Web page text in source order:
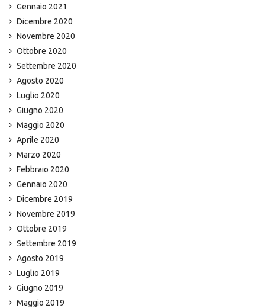
Gennaio 2021
Dicembre 2020
Novembre 2020
Ottobre 2020
Settembre 2020
Agosto 2020
Luglio 2020
Giugno 2020
Maggio 2020
Aprile 2020
Marzo 2020
Febbraio 2020
Gennaio 2020
Dicembre 2019
Novembre 2019
Ottobre 2019
Settembre 2019
Agosto 2019
Luglio 2019
Giugno 2019
Maggio 2019